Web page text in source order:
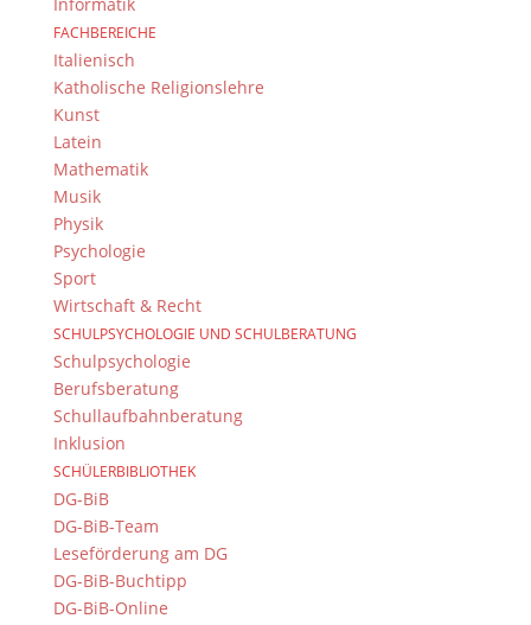
FACHBEREICHE
Italienisch
Katholische Religionslehre
Kunst
Latein
Mathematik
Musik
Physik
Psychologie
Sport
Wirtschaft & Recht
SCHULPSYCHOLOGIE UND SCHULBERATUNG
Schulpsychologie
Berufsberatung
Schullaufbahnberatung
Inklusion
SCHÜLERBIBLIOTHEK
DG-BiB
DG-BiB-Team
Leseförderung am DG
DG-BiB-Buchtipp
DG-BiB-Online
“Kobe’s Story”
Niko Baser und Nils Poßer: